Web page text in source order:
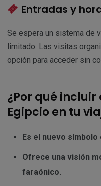
Entradas y
Se espera un sistema de
limitado. Las visitas
opción para acceder sin
¿Por qué incluir
Egipcio en tu
Es el nuevo símbolo
Ofrece una visión
faraónico.